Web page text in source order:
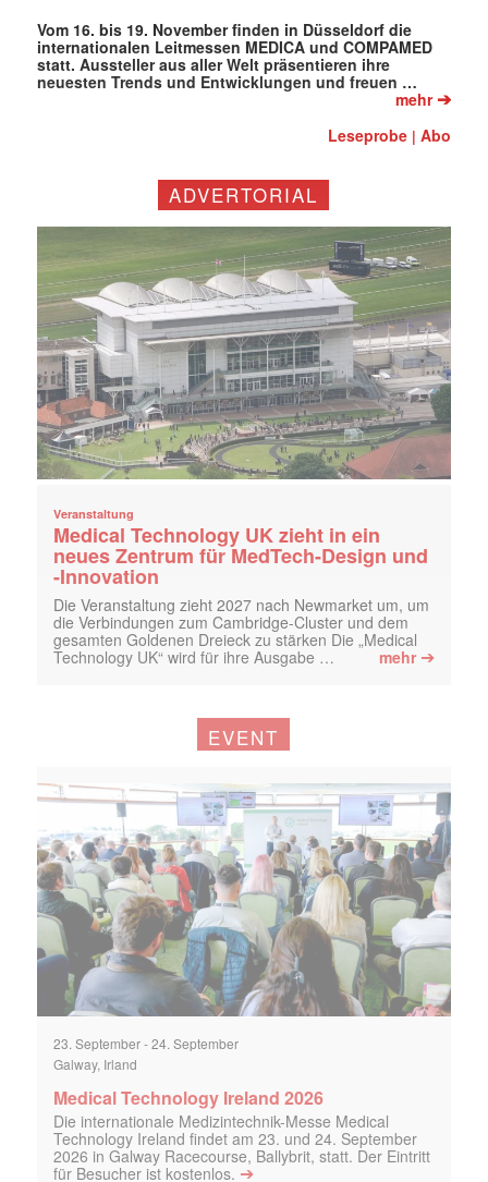
Vom 16. bis 19. November finden in Düsseldorf die
internationalen Leitmessen MEDICA und COMPAMED
statt. Aussteller aus aller Welt präsentieren ihre
neuesten Trends und Entwicklungen und freuen …
mehr➔
Leseprobe |Abo
ADVERTORIAL
Veranstaltung
Medical Technology UK zieht in ein
neues Zentrum für MedTech-Design und
-Innovation
Die Veranstaltung zieht 2027 nach Newmarket um, um
die Verbindungen zum Cambridge-Cluster und dem
gesamten Goldenen Dreieck zu stärken Die „Medical
Technology UK“ wird für ihre Ausgabe …
mehr ➔
EVENT
23. September-24. September
Galway, Irland
Medical Technology Ireland 2026
Die internationale Medizintechnik-Messe Medical
Technology Ireland findet am 23. und 24. September
2026 in Galway Racecourse, Ballybrit, statt. Der Eintritt
für Besucher ist kostenlos. ➔